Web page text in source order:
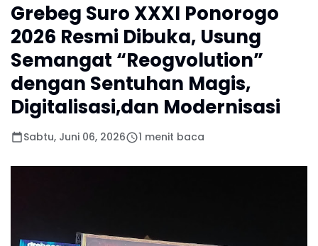
Grebeg Suro XXXI Ponorogo
2026 Resmi Dibuka, Usung
Semangat “Reogvolution”
dengan Sentuhan Magis,
Digitalisasi,dan Modernisasi
Sabtu, Juni 06, 2026 1 menit baca